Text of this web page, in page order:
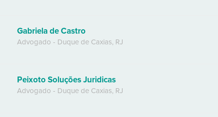
Gabriela de Castro
Advogado - Duque de Caxias, RJ
Peixoto Soluções Juridicas
Advogado - Duque de Caxias, RJ